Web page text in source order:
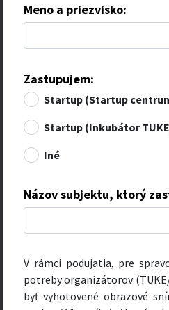
Meno a priezvisko:
Zastupujem:
Startup (Startup
Startup (Inkubátor
Iné
Názov subjektu, ktorý
V rámci podujatia, pre
potreby organizátorov (TUKE/
byť vyhotovené obrazové